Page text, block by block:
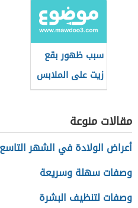
سبب ظهور بقع
زيت على الملابس
بعد الغسيل
مقالات منوعة
أعراض الولادة في الشهر التاسع
وصفات سهلة وسريعة
وصفات لتنظيف البشرة